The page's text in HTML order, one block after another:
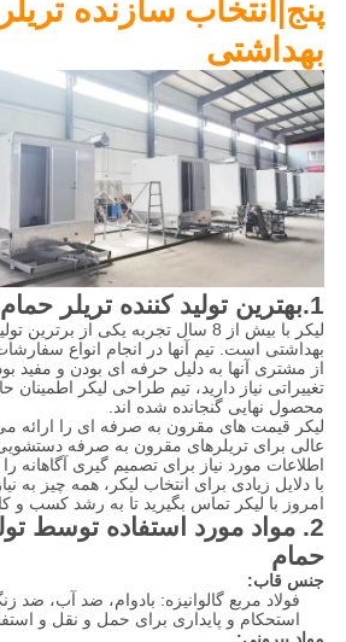
پنج| انتخاب سازنده
بهداشتی
1. بهترین تولید کننده تریلر
لیکر با بیش از 8 سال تجربه یکی از
بهداشتی است. تیم آنها در انجام انواع
از مشتری آنها به دلیل حرفه ای بودن و مفید
تغییراتی نیاز دارید، تیم طراحی لیکر اطمینان
محصول نهایی گنجانده شده اند.
لیکر قیمت های مقرون به صرفه ای را ارائه
عالی برای تریلرهای مقرون به صرفه دستشویی
اطلاعات مورد نیاز برای تصمیم گیری آگاهانه را
با دلایل زیادی برای انتخاب لیکر، همه چیز به
امروز با لیکر تماس بگیرید تا به رشد کسب و
2. مواد مورد استفاده توسط
حمام
جنس قاب:
فولاد مربع گالوانیزه: بادوام، ضد آب، ضد
استحکام و پایداری برای حمل و نقل و
مواد بیرونی: